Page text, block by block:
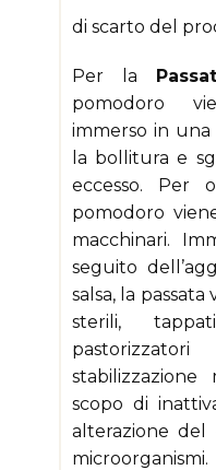
di scarto del
Per la
pomodoro
immerso in
la bollitura e
eccesso. Per
pomodoro
macchinari.
seguito
salsa, la
sterili,
scopo di
alterazione
microorganismi.